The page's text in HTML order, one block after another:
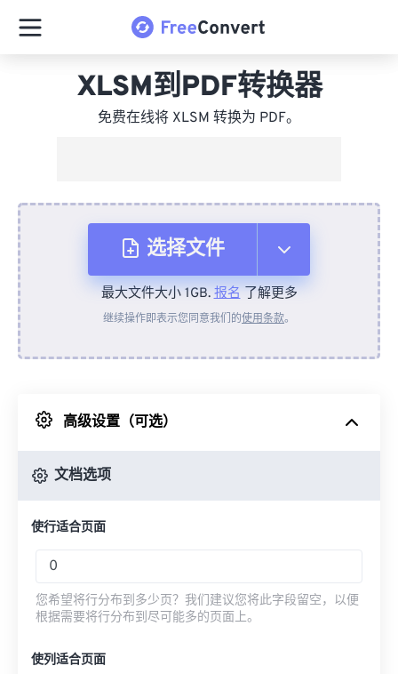
XLSM到PDF转换器
免费在线将 XLSM 转换为 PDF。
选择文件
从设备
来自 Google Drive
最大文件大小 1GB.报名了解更多
继续操作即表示您同意我们的使用条款。
高级设置（可选）
文档选项
使行适合页面
您希望将行分布到多少页？我们建议您将此字段留空，以便
根据需要将行分布到尽可能多的页面上。
使列适合页面